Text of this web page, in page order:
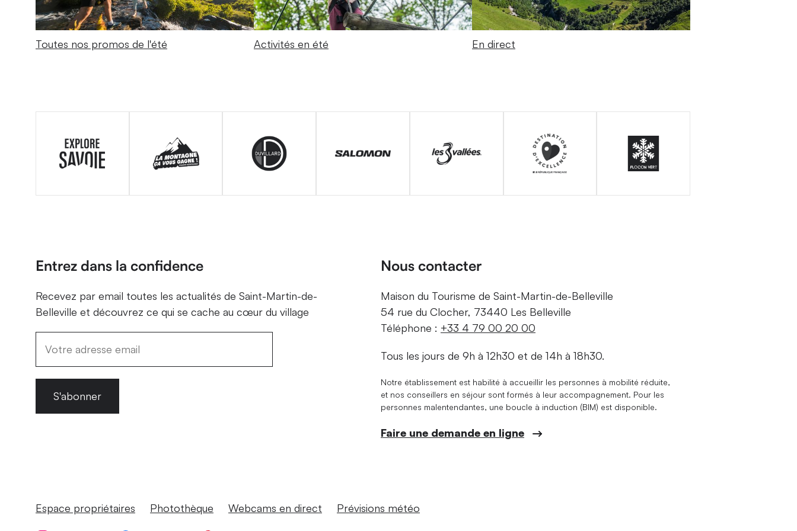
Toutes nos promos de l'été Activités en été En direct
Entrez dans la confidence
Recevez par email toutes les actualités de Saint-Martin-de-
Belleville et découvrez ce qui se cache au cœur du village
S'abonner
Nous contacter
Maison du Tourisme de Saint-Martin-de-Belleville
54 rue du Clocher, 73440 Les Belleville
Téléphone : +33 4 79 00 20 00
Tous les jours de 9h à 12h30 et de 14h à 18h30.
Notre établissement est habilité à accueillir les personnes à mobilité réduite,
et nos conseillers en séjour sont formés à leur accompagnement. Pour les
personnes malentendantes, une boucle à induction (BIM) est disponible.
Faire une demande en ligne
Espace propriétaires Photothèque Webcams en direct Prévisions météo